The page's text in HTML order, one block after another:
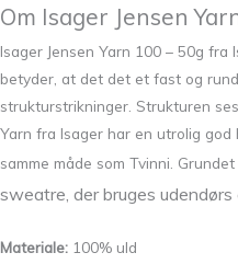
Om Isager Jensen
Isager Jensen Yarn 100 – 50g
betyder, at det det et fast og
strukturstrikninger. Strukturen
Yarn fra Isager har en utrolig
samme måde som Tvinni.
sweatre, der bruges udendørs
Materiale: 100% uld